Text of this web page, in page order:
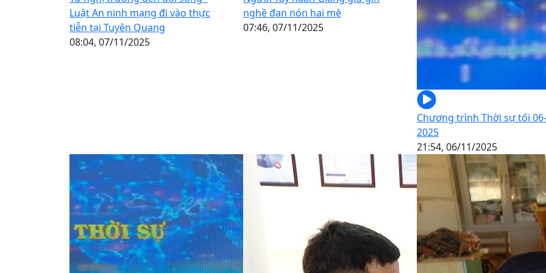
Luật An ninh mạng đi vào thực
tiễn tại Tuyên Quang
08:04, 07/11/2025
nghề đan nón hai mê
07:46, 07/11/2025
Chương trình Thời sự tối
2025
21:54, 06/11/2025